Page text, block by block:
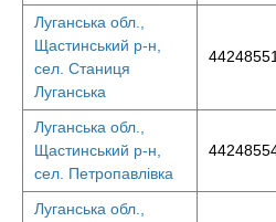
Луганська обл.,
Щастинський р-н,
сел. Станиця
Луганська
Луганська обл.,
Щастинський р-н,
сел. Петропавлівка
Луганська обл.,